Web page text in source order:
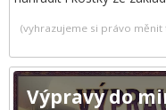
(vyhrazujeme si právo
Výpravy do